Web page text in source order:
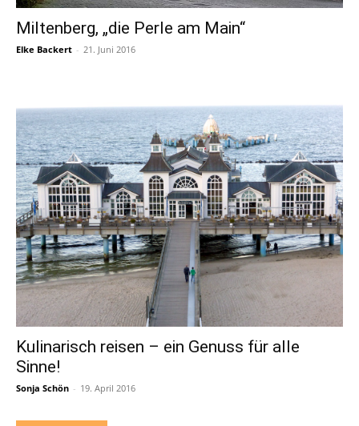
Miltenberg, „die Perle am Main“
Elke Backert - 21. Juni 2016
Kulinarisch reisen – ein Genuss für alle
Sinne!
Sonja Schön - 19. April 2016